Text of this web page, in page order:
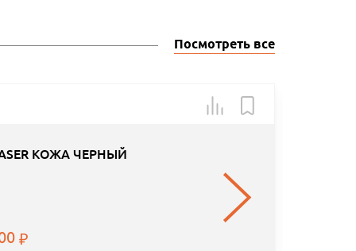
Посмотреть все
КОЖА ЧЕРНЫЙ